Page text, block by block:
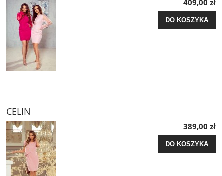
409,00 zł
DO KOSZYKA
CELIN
389,00 zł
DO KOSZYKA